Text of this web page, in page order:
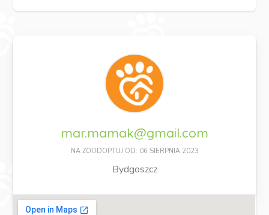
mar.mamak@gmail.com
NA ZOODOPTUJ OD: 06 SIERPNIA 2023
Bydgoszcz